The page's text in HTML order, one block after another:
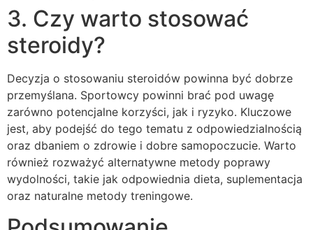
3. Czy warto stosować
steroidy?
Decyzja o stosowaniu steroidów powinna być dobrze
przemyślana. Sportowcy powinni brać pod uwagę
zarówno potencjalne korzyści, jak i ryzyko. Kluczowe
jest, aby podejść do tego tematu z odpowiedzialnością
oraz dbaniem o zdrowie i dobre samopoczucie. Warto
również rozważyć alternatywne metody poprawy
wydolności, takie jak odpowiednia dieta, suplementacja
oraz naturalne metody treningowe.